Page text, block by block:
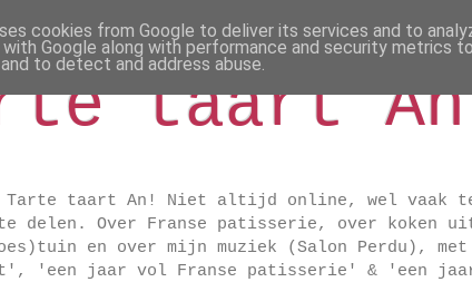
taart An
taart An! Niet altijd online, wel vaak te
delen. Over Franse patisserie, over koken
en over mijn muziek (Salon Perdu),
'een jaar vol Franse patisserie' & 'een
cookies from Google to deliver its services and to
with Google along with performance and security metrics
to detect and address abuse.